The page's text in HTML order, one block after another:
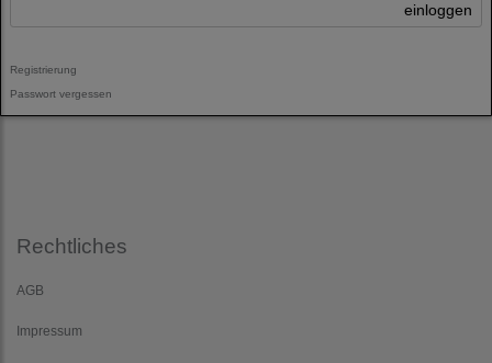
einloggen
Registrierung
Passwort vergessen
Rechtliches
AGB
Impressum